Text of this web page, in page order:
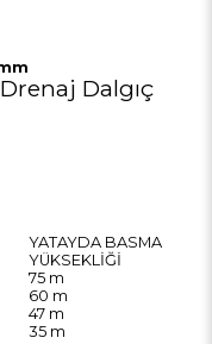
Dalgıç
YATAYDA BASMA
YÜKSEKLİĞİ
75 m
60 m
47 m
35 m